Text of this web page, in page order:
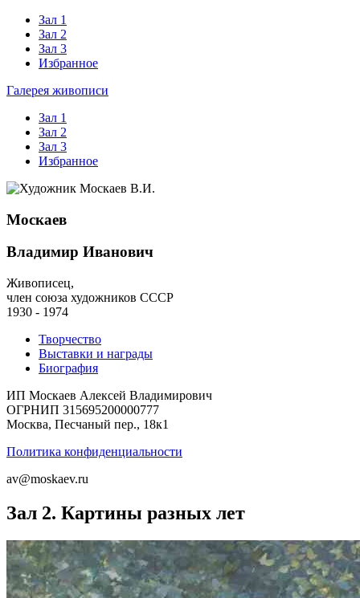
Зал 1
Зал 2
Зал 3
Избранное
Галерея живописи
Зал 1
Зал 2
Зал 3
Избранное
Москаев
Владимир Иванович
Живописец,
член союза художников СССР
1930 - 1974
Творчество
Выставки и награды
Биография
ИП Москаев Алексей Владимирович
ОГРНИП 315695200000777
Москва, Песчаный пер., 18к1
Политика конфиденциальности
av@moskaev.ru
Зал 2. Картины разных лет